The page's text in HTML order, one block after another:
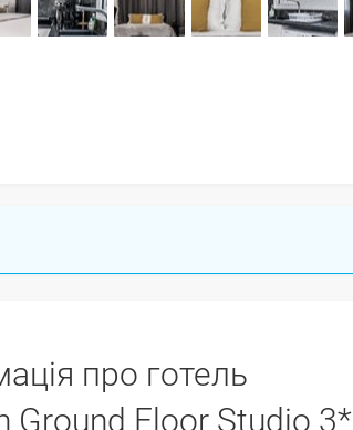
про готель
Ground Floor Studio 3*